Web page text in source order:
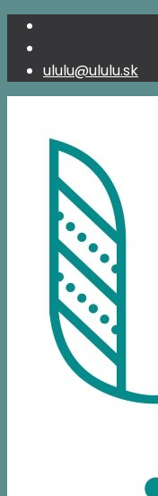
ululu@ululu.sk